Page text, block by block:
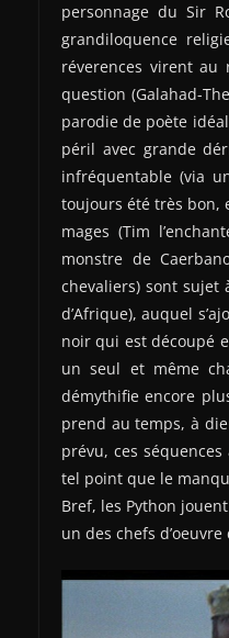
personnage du Sir
grandiloquence
réverences virent au
question (Galahad-
parodie de poète
péril avec grande
infréquentable (via
toujours été très bon,
mages (Tim
monstre de
chevaliers) sont sujet
d’Afrique), auquel
noir qui est découpé
un seul et même
démythifie encore
prend au temps, à
prévu, ces
tel point que le
Bref, les Python
un des chefs